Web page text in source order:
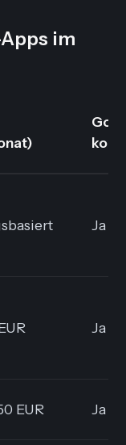
im
Ja
Ja
EUR Ja